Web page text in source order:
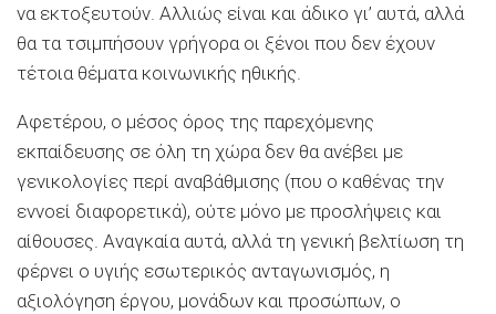
να εκτοξευτούν. Αλλιώς είναι και άδικο γι’ αυτά, αλλά
θα τα τσιμπήσουν γρήγορα οι ξένοι που δεν έχουν
τέτοια θέματα κοινωνικής ηθικής.
Αφετέρου, ο μέσος όρος της παρεχόμενης
εκπαίδευσης σε όλη τη χώρα δεν θα ανέβει με
γενικολογίες περί αναβάθμισης (που ο καθένας την
εννοεί διαφορετικά), ούτε μόνο με προσλήψεις και
αίθουσες. Αναγκαία αυτά, αλλά τη γενική βελτίωση τη
φέρνει ο υγιής εσωτερικός ανταγωνισμός, η
αξιολόγηση έργου, μονάδων και προσώπων, ο